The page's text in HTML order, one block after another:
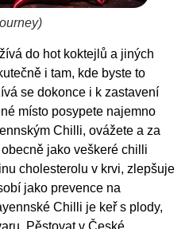
do hot koktejlů a jiných
i tam, kde byste to
se dokonce i k zastavení
místo posypete najemno
Chilli, ovážete a za
jako veškeré chilli
cholesterolu v krvi, zlepšuje
jako prevence na
Chilli je keř s plody,